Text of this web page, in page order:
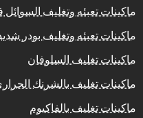
ماكينات تعبئه وتغليف
ماكينات تعبئه وتغليف بودر
ماكينات تغليف السلوفان
ماكينات تغليف بالشرنك
ماكينات تغليف بالفاكيوم